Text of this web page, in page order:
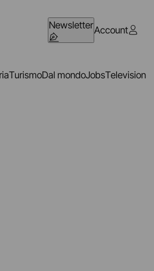
NewsletterAccount
TurismoDal mondoJobsTelevision